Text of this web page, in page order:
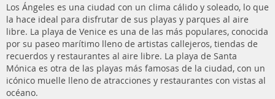
Los Ángeles es una ciudad con un clima cálido y soleado, lo que
la hace ideal para disfrutar de sus playas y parques al aire
libre. La playa de Venice es una de las más populares, conocida
por su paseo marítimo lleno de artistas callejeros, tiendas de
recuerdos y restaurantes al aire libre. La playa de Santa
Mónica es otra de las playas más famosas de la ciudad, con un
icónico muelle lleno de atracciones y restaurantes con vistas al
océano.